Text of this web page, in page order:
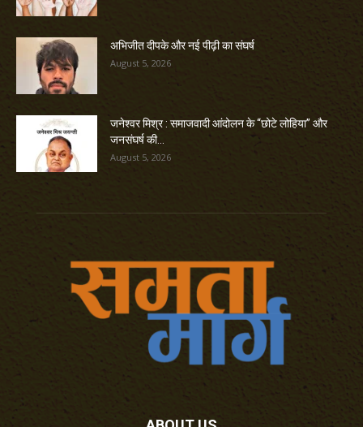
अभिजीत दीपके और नई पीढ़ी का संघर्ष
August 5, 2026
जनेश्वर मिश्र : समाजवादी आंदोलन के “छोटे लोहिया” और
जनसंघर्ष की...
August 5, 2026